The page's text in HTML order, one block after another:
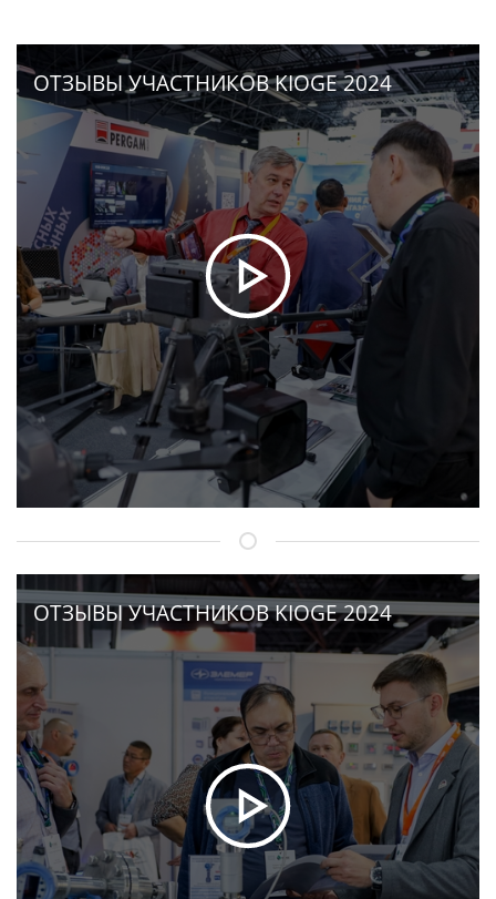
ОТЗЫВЫ УЧАСТНИКОВ KIOGE 2024
ОТЗЫВЫ УЧАСТНИКОВ KIOGE 2024